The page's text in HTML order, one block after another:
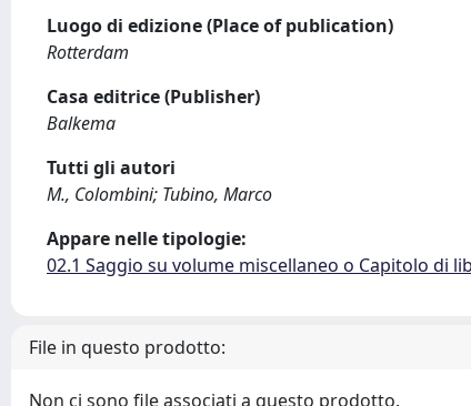
Luogo di edizione (Place of publication)
Rotterdam
Casa editrice (Publisher)
Balkema
Tutti gli autori
M., Colombini; Tubino, Marco
Appare nelle tipologie:
02.1 Saggio su volume miscellaneo o Capitolo di
File in questo prodotto:
Non ci sono file associati a questo prodotto.